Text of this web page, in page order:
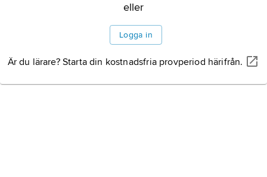
eller
Logga in
Är du lärare? Starta din kostnadsfria provperiod härifrån.